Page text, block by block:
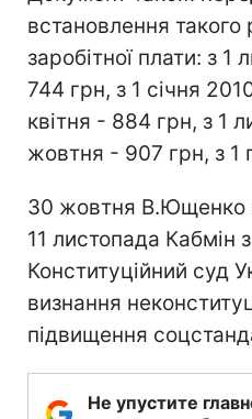
встановлення такого
заробітної плати: з
744 грн, з 1 січня
квітня - 884 грн, з 1
жовтня - 907 грн, з 1
30 жовтня В.Ющенко
11 листопада Кабмін
Конституційний суд
визнання
підвищення
Не упустите